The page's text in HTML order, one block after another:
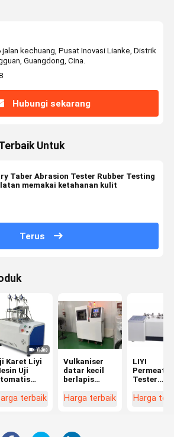
jalan kechuang, Pusat Inovasi Lianke, Distrik
Guangdong, Cina.
Hubungi sekarang
Untuk
Taber Abrasion Tester Rubber Testing
memakai ketahanan kulit
Terus
Karet Liyi
Uji
terbaik
Vulkaniser
datar kecil
berlapis
Karet
Harga terbaik
LIYI
Tester
Harga